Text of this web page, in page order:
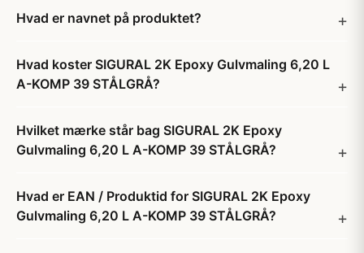
Hvad er navnet på produktet?
Hvad koster SIGURAL 2K Epoxy Gulvmaling 6,20 L
A-KOMP 39 STÅLGRÅ?
Hvilket mærke står bag SIGURAL 2K Epoxy
Gulvmaling 6,20 L A-KOMP 39 STÅLGRÅ?
Hvad er EAN / Produktid for SIGURAL 2K Epoxy
Gulvmaling 6,20 L A-KOMP 39 STÅLGRÅ?